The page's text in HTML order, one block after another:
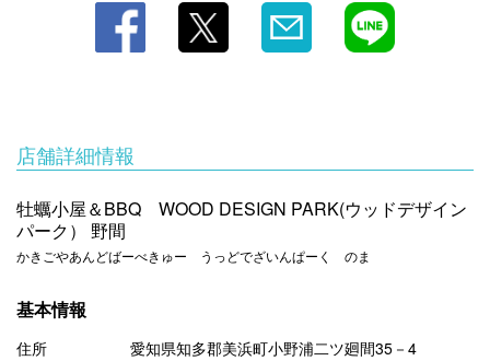
店舗詳細情報
牡蠣小屋＆BBQ WOOD DESIGN PARK(ウッドデザイン
パーク） 野間
かきごやあんどばーべきゅー うっどでざいんぱーく のま
基本情報
住所
愛知県知多郡美浜町小野浦二ツ廻間35－4